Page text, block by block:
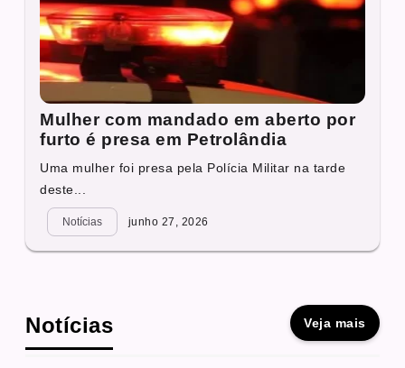
Mulher com mandado em aberto por
furto é presa em Petrolândia
Uma mulher foi presa pela Polícia Militar na tarde
deste...
Notícias junho 27, 2026
Notícias Veja mais